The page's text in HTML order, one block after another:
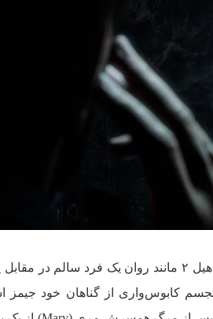
روان نیتن دریک در مقایسه با جیمز ساندرلند در بازی سایلنت هیل ۲ مانند روان
کابوس‌واری از گناهان خود جیمز